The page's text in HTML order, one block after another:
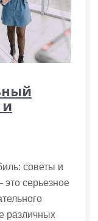
советы и
серьезное
различных